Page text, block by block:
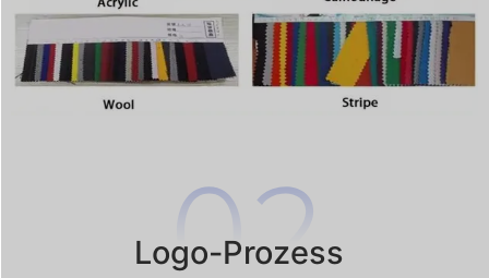
Logo-Prozess